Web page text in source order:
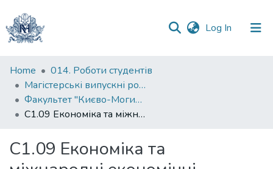
Log In (current)
Communities
&
Collections
Statistics
Home
014. Роботи студентів
Магістерські випускні роботи
Факультет "Києво-Могилянська школа професійної та неперервної освіти"
C1.09 Економіка та міжнародні економічні відносини (міжнародні економічні відносини). С2. Політологія
C1.09 Економіка та